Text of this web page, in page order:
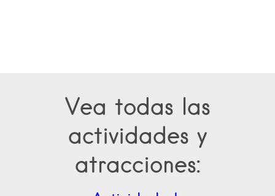
Vea todas las
actividades y
atracciones: